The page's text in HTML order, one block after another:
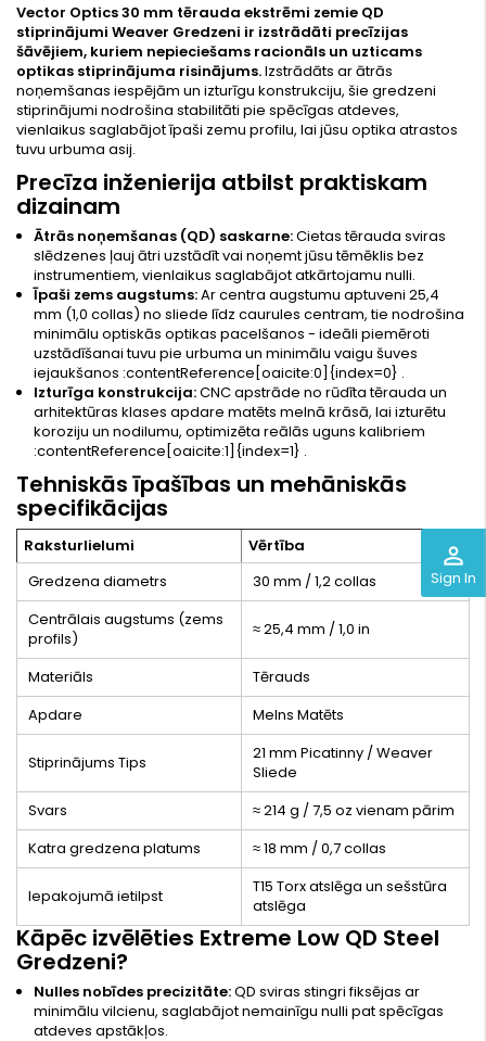
perm_identity
Sign In
Vector Optics 30 mm tērauda ekstrēmi zemie QD
stiprinājumi Weaver Gredzeni ir izstrādāti precīzijas
šāvējiem, kuriem nepieciešams racionāls un uzticams
optikas stiprinājuma risinājums.Izstrādāts ar ātrās
noņemšanas iespējām un izturīgu konstrukciju, šie gredzeni
stiprinājumi nodrošina stabilitāti pie spēcīgas atdeves,
vienlaikus saglabājot īpaši zemu profilu, lai jūsu optika atrastos
tuvu urbuma asij.
Precīza inženierija atbilst praktiskam
dizainam
Ātrās noņemšanas (QD) saskarne:Cietas tērauda sviras
slēdzenes ļauj ātri uzstādīt vai noņemt jūsu tēmēklis bez
instrumentiem, vienlaikus saglabājot atkārtojamu nulli.
Īpaši zems augstums:Ar centra augstumu aptuveni 25,4
mm (1,0 collas) no sliede līdz caurules centram, tie nodrošina
minimālu optiskās optikas pacelšanos - ideāli piemēroti
uzstādīšanai tuvu pie urbuma un minimālu vaigu šuves
iejaukšanos :contentReference[oaicite:0]{index=0} .
Izturīga konstrukcija:CNC apstrāde no rūdīta tērauda un
arhitektūras klases apdare matēts melnā krāsā, lai izturētu
koroziju un nodilumu, optimizēta reālās uguns kalibriem
:contentReference[oaicite:1]{index=1} .
Tehniskās īpašības un mehāniskās
specifikācijas
Raksturlielumi
Vērtība
Gredzena diametrs
30 mm / 1,2 collas
Centrālais augstums (zems
profils)
≈ 25,4 mm / 1,0 in
Materiāls
Tērauds
Apdare
Melns Matēts
Stiprinājums Tips
21 mm Picatinny / Weaver
Sliede
Svars
≈ 214 g / 7,5 oz vienam pārim
Katra gredzena platums
≈ 18 mm / 0,7 collas
Iepakojumā ietilpst
T15 Torx atslēga un sešstūra
atslēga
Kāpēc izvēlēties Extreme Low QD Steel
Gredzeni?
Nulles nobīdes precizitāte:QD sviras stingri fiksējas ar
minimālu vilcienu, saglabājot nemainīgu nulli pat spēcīgas
atdeves apstākļos.